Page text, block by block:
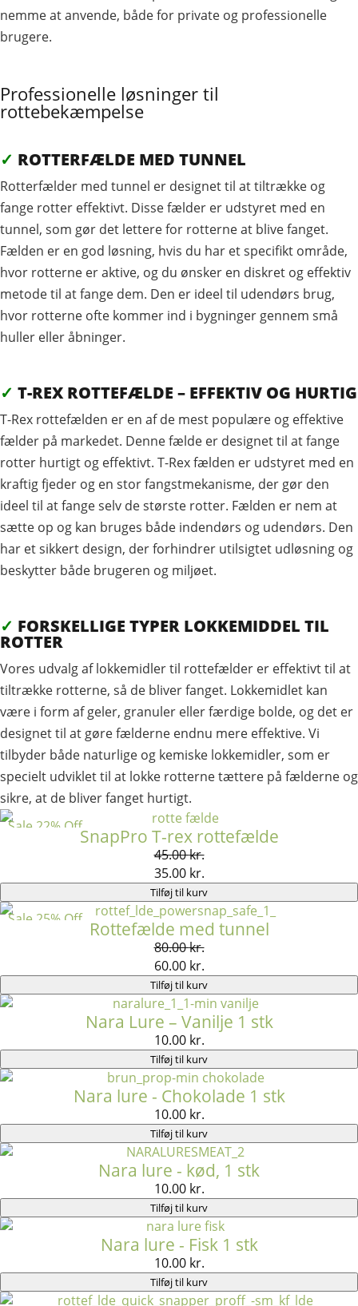
nemme at anvende, både for private og professionelle
brugere.
Professionelle løsninger til
rottebekæmpelse
✓ ROTTERFÆLDE MED TUNNEL
Rotterfælder med tunnel er designet til at tiltrække og
fange rotter effektivt. Disse fælder er udstyret med en
tunnel, som gør det lettere for rotterne at blive fanget.
Fælden er en god løsning, hvis du har et specifikt område,
hvor rotterne er aktive, og du ønsker en diskret og effektiv
metode til at fange dem. Den er ideel til udendørs brug,
hvor rotterne ofte kommer ind i bygninger gennem små
huller eller åbninger.
✓ T-REX ROTTEFÆLDE – EFFEKTIV OG HURTIG
T-Rex rottefælden er en af de mest populære og effektive
fælder på markedet. Denne fælde er designet til at fange
rotter hurtigt og effektivt. T-Rex fælden er udstyret med en
kraftig fjeder og en stor fangstmekanisme, der gør den
ideel til at fange selv de største rotter. Fælden er nem at
sætte op og kan bruges både indendørs og udendørs. Den
har et sikkert design, der forhindrer utilsigtet udløsning og
beskytter både brugeren og miljøet.
✓ FORSKELLIGE TYPER LOKKEMIDDEL TIL
ROTTER
Vores udvalg af lokkemidler til rottefælder er effektivt til at
tiltrække rotterne, så de bliver fanget. Lokkemidlet kan
være i form af geler, granuler eller færdige bolde, og det er
designet til at gøre fælderne endnu mere effektive. Vi
tilbyder både naturlige og kemiske lokkemidler, som er
specielt udviklet til at lokke rotterne tættere på fælderne og
sikre, at de bliver fanget hurtigt.
Sale 22% OffSnapPro T-rex rottefælde
45.00kr.
35.00 kr.
Tilføj til kurv
Sale 25% Off Rottefælde med tunnel
80.00kr.
60.00 kr.
Tilføj til kurv
Nara Lure – Vanilje 1 stk
10.00 kr.
Tilføj til kurv
Nara lure - Chokolade 1 stk
10.00 kr.
Tilføj til kurv
Nara lure - kød, 1 stk
10.00 kr.
Tilføj til kurv
Nara lure - Fisk 1 stk
10.00 kr.
Tilføj til kurv